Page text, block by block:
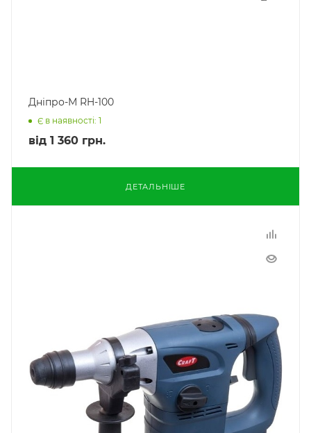
Дніпро-М RH-100
Є в наявності: 1
від 1 360 грн.
ДЕТАЛЬНІШЕ